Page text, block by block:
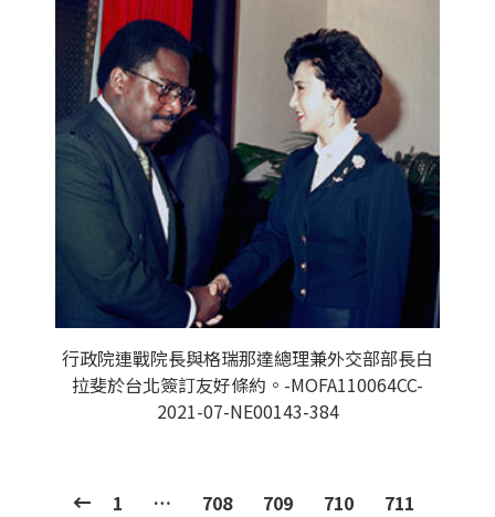
行政院連戰院長與格瑞那達總理兼外交部部長白
拉斐於台北簽訂友好條約。-MOFA110064CC-
2021-07-NE00143-384
1 … 708 709 710
711